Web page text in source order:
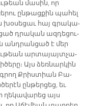
մա­սին, որ
ըն­թաց­քին պա­հել
խօ­սե­ցաւ հայ գրա­կա­
դրա­կան ազ­դե­ցու­
անդ­րան­ցած է մեր
ար­տա­յայտ­չա­
Այս ձեռ­նար­կին
գրող Քրիս­տիան Բա­
ըն­թեր­ցեց, եւ
ղե­կա­վա­րեց այս